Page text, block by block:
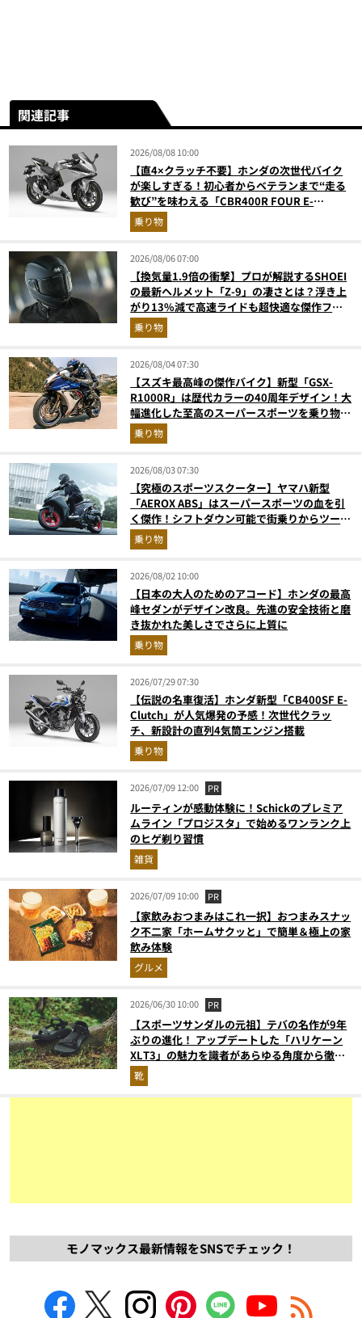
関連記事
2026/08/08 10:00
【直4×クラッチ不要】ホンダの次世代バイク
が楽しすぎる！初心者からベテランまで“走る
歓び”を味わえる「CBR400R FOUR E-
Clutch」を徹底解説
乗り物
2026/08/06 07:00
【換気量1.9倍の衝撃】プロが解説するSHOEI
の最新ヘルメット「Z-9」の凄さとは？浮き上
がり13%減で高速ライドも超快適な傑作フル
フェイス
乗り物
2026/08/04 07:30
【スズキ最高峰の傑作バイク】新型「GSX-
R1000R」は歴代カラーの40周年デザイン！大
幅進化した至高のスーパースポーツを乗り物ラ
イターが解説
乗り物
2026/08/03 07:30
【究極のスポーツスクーター】ヤマハ新型
「AEROX ABS」はスーパースポーツの血を引
く傑作！シフトダウン可能で街乗りからツーリ
ングまで最強
乗り物
2026/08/02 10:00
【日本の大人のためのアコード】ホンダの最高
峰セダンがデザイン改良。先進の安全技術と磨
き抜かれた美しさでさらに上質に
乗り物
2026/07/29 07:30
【伝説の名車復活】ホンダ新型「CB400SF E-
Clutch」が人気爆発の予感！次世代クラッ
チ、新設計の直列4気筒エンジン搭載
乗り物
2026/07/09 12:00 PR
ルーティンが感動体験に！Schickのプレミア
ムライン「プロジスタ」で始めるワンランク上
のヒゲ剃り習慣
雑貨
2026/07/09 10:00 PR
【家飲みおつまみはこれ一択】おつまみスナッ
ク不二家「ホームサクッと」で簡単＆極上の家
飲み体験
グルメ
2026/06/30 10:00 PR
【スポーツサンダルの元祖】テバの名作が9年
ぶりの進化！ アップデートした「ハリケーン
XLT3」の魅力を識者があらゆる角度から徹底
解説！
靴
モノマックス最新情報をSNSでチェック！